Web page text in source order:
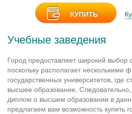
КУПИТЬ
Учебные заведения
Город предоставляет широкий выбор
поскольку располагает несколькими
государственных университетов, где
высшее образование.
диплом о высшем образовании в
предлагаем вам возможность купить